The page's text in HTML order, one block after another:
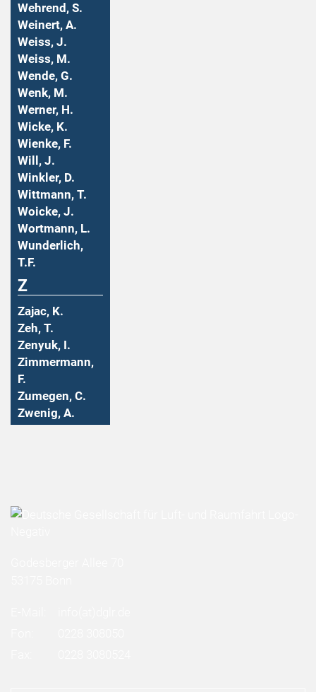
Wehrend, S.
Weinert, A.
Weiss, J.
Weiss, M.
Wende, G.
Wenk, M.
Werner, H.
Wicke, K.
Wienke, F.
Will, J.
Winkler, D.
Wittmann, T.
Woicke, J.
Wortmann, L.
Wunderlich,
T.F.
Z
Zajac, K.
Zeh, T.
Zenyuk, I.
Zimmermann,
F.
Zumegen, C.
Zwenig, A.